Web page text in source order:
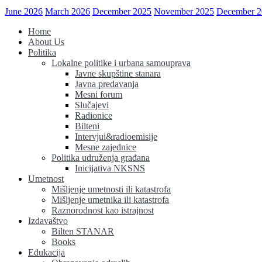
June 2026 March 2026 December 2025 November 2025 December
Home
About Us
Politika
Lokalne politike i urbana samouprava
Javne skupštine stanara
Javna predavanja
Mesni forum
Slučajevi
Radionice
Bilteni
Intervjui&radioemisije
Mesne zajednice
Politika udruženja građana
Inicijativa NKSNS
Umetnost
Mišljenje umetnosti ili katastrofa
Mišljenje umetnika ili katastrofa
Raznorodnost kao istrajnost
Izdavaštvo
Bilten STANAR
Books
Edukacija